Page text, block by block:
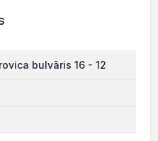
bulvāris 16 - 12